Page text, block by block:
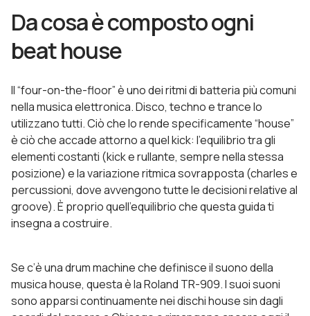
Da cosa è composto ogni
beat house
Il “four-on-the-floor” è uno dei ritmi di batteria più comuni
nella musica elettronica. Disco, techno e trance lo
utilizzano tutti. Ciò che lo rende specificamente “house”
è ciò che accade attorno a quel kick: l’equilibrio tra gli
elementi costanti (kick e rullante, sempre nella stessa
posizione) e la variazione ritmica sovrapposta (charles e
percussioni, dove avvengono tutte le decisioni relative al
groove). È proprio quell’equilibrio che questa guida ti
insegna a costruire.
Se c’è una drum machine che definisce il suono della
musica house, questa è la Roland TR-909. I suoi suoni
sono apparsi continuamente nei dischi house sin dagli